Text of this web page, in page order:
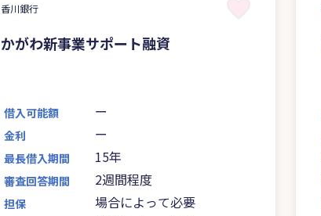
香川銀行
かがわ新事業サポート融資
借入可能額 ー
金利 ー
最長借入期間 15年
審査回答期間 2週間程度
担保 場合によって必要